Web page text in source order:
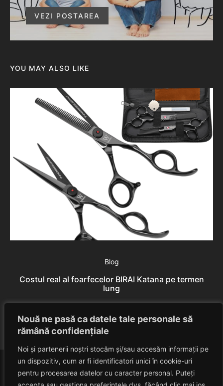
Nouă ne pasă ca datele tale personale să
rămână confidențiale
Noi și partenerii noștri stocăm și/sau accesăm informații pe
un dispozitiv, cum ar fi identificatori unici în cookie-uri
pentru procesarea datelor cu caracter personal. Puteți
VEZI POSTAREA
YOU MAY ALSO LIKE
Blog
Costul real al foarfecelor BIRAI Katana pe termen
lung
Rares Szabo August 6, 2026